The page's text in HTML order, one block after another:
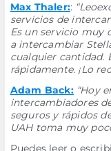
Max Thaler::
servicios de
Es un servicio muy
a intercambiar
cualquier cantidad.
rápidamente. ¡Lo
Adam Back: “Hoy
intercambiadores
seguros y rápidos
UAH toma muy
Puedes leer o